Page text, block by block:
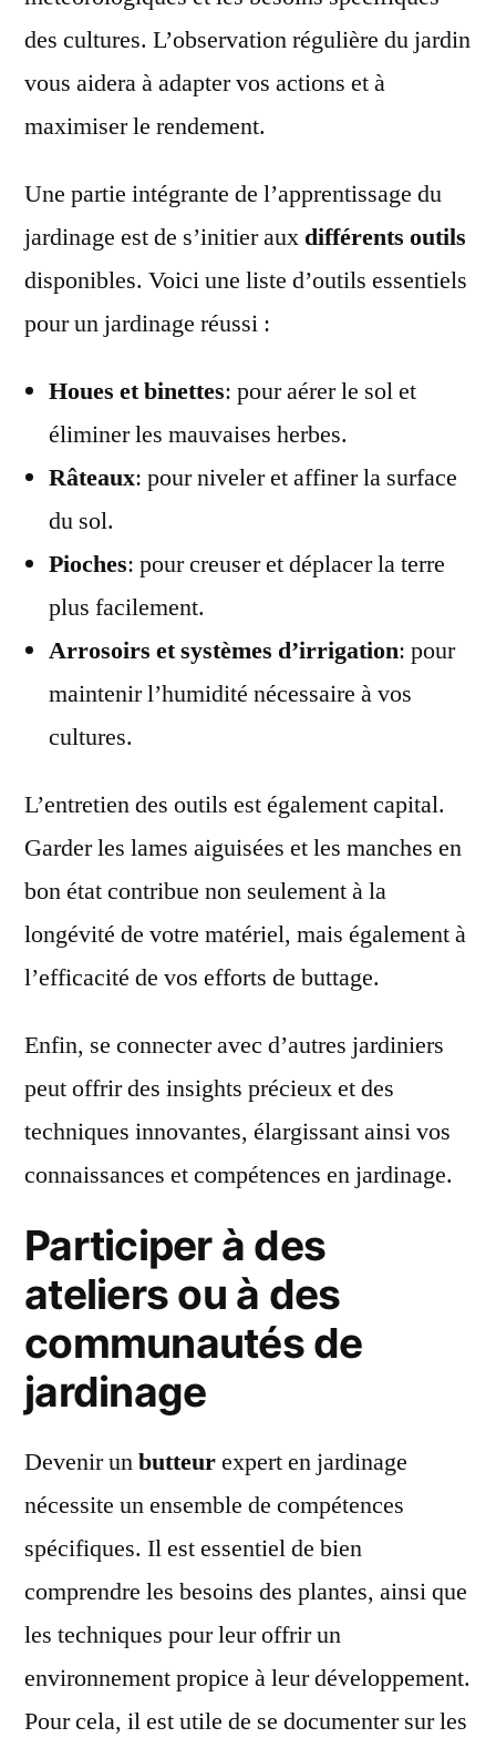
des cultures. L’observation régulière du jardin
vous aidera à adapter vos actions et à
maximiser le rendement.
Une partie intégrante de l’apprentissage du
jardinage est de s’initier aux différents outils
disponibles. Voici une liste d’outils essentiels
pour un jardinage réussi :
Houes et binettes: pour aérer le sol et
éliminer les mauvaises herbes.
Râteaux: pour niveler et affiner la surface
du sol.
Pioches: pour creuser et déplacer la terre
plus facilement.
Arrosoirs et systèmes d’irrigation: pour
maintenir l’humidité nécessaire à vos
cultures.
L’entretien des outils est également capital.
Garder les lames aiguisées et les manches en
bon état contribue non seulement à la
longévité de votre matériel, mais également à
l’efficacité de vos efforts de buttage.
Enfin, se connecter avec d’autres jardiniers
peut offrir des insights précieux et des
techniques innovantes, élargissant ainsi vos
connaissances et compétences en jardinage.
Participer à des
ateliers ou à des
communautés de
jardinage
Devenir unbutteurexpert en jardinage
nécessite un ensemble de compétences
spécifiques. Il est essentiel de bien
comprendre les besoins des plantes, ainsi que
les techniques pour leur offrir un
environnement propice à leur développement.
Pour cela, il est utile de se documenter sur les